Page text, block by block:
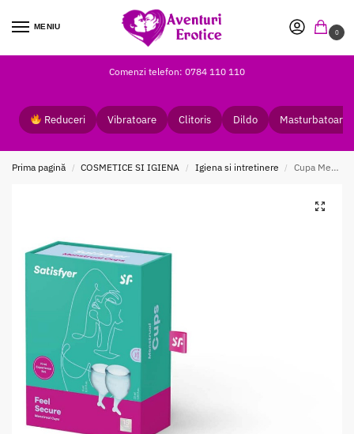
MENIU
0
Comenzi telefon: 0784 110 110
Reduceri Vibratoare Clitoris Dildo Masturbatoare
Prima pagină / COSMETICE SI IGIENA / Igiena si intretinere / Cupa Menstruala Feel secure light blue